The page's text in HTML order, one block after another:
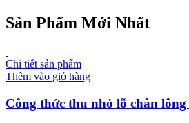
Sản Phẩm Mới Nhất
Chi tiết sản phẩm
Thêm vào giỏ hàng
Công thức thu nhỏ lỗ chân